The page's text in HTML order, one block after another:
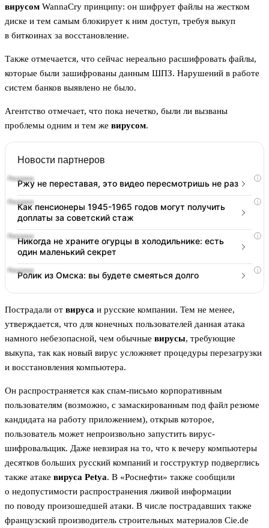
вирусом WannaCry принципу: он шифрует файлы на жестком
диске и тем самым блокирует к ним доступ, требуя выкуп
в биткоинах за восстановление.
Также отмечается, что cейчас нереально расшифровать файлы,
которые были зашифрованы данным ШПЗ. Нарушений в работе
систем банков выявлено не было.
Агентство отмечает, что пока нечетко, были ли вызваны
проблемы одним и тем же вирусом.
Новости партнеров
i
Ржу не переставая, это видео пересмотришь не раз
i
Как пенсионеры 1945-1965 годов могут получить
доплаты за советский стаж
i
Никогда не храните огурцы в холодильнике: есть
один маленький секрет
i
Ролик из Омска: вы будете смеяться долго
Пострадали от вируса и русские компании. Тем не менее,
утверждается, что для конечных пользователей данная атака
намного небезопасной, чем обычные вирусы, требующие
выкупа, так как новый вирус усложняет процедуры перезагрузки
и восстановления компьютера.
Он распространяется как спам-письмо корпоративным
пользователям (возможно, с замаскированным под файл резюме
кандидата на работу приложением), открыв которое,
пользователь может непроизвольно запустить вирус-
шифровальщик. Даже невзирая на то, что к вечеру компьютеры
десятков больших русский компаний и госструктур подверглись
также атаке вируса Petya. В «Роснефти» также сообщили
о недопустимости распространения лживой информации
по поводу произошедшей атаки. В числе пострадавших также
французский производитель строительных материалов Cie.de